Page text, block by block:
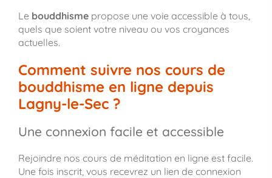
Le bouddhismepropose une voie accessible à tous,
quels que soient votre niveau ou vos croyances
actuelles.
Comment suivre nos cours de
bouddhisme en ligne depuis
Lagny-le-Sec ?
Une connexion facile et accessible
Rejoindre nos cours de méditation en ligne est facile.
Une fois inscrit, vous recevrez un lien de connexion